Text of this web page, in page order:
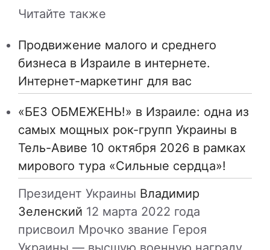
Читайте также
Продвижение малого и среднего
бизнеса в Израиле в интернете.
Интернет-маркетинг для вас
«БЕЗ ОБМЕЖЕНЬ!» в Израиле: одна из
самых мощных рок-групп Украины в
Тель-Авиве 10 октября 2026 в рамках
мирового тура «Сильные сердца»!
Президент Украины Владимир
Зеленский 12 марта 2022 года
присвоил Мрочко звание Героя